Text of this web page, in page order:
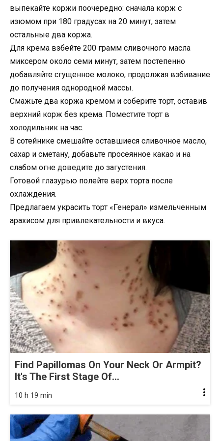
выпекайте коржи поочередно: сначала корж с
изюмом при 180 градусах на 20 минут, затем
остальные два коржа.
Для крема взбейте 200 грамм сливочного масла
миксером около семи минут, затем постепенно
добавляйте сгущенное молоко, продолжая взбивание
до получения однородной массы.
Смажьте два коржа кремом и соберите торт, оставив
верхний корж без крема. Поместите торт в
холодильник на час.
В сотейнике смешайте оставшиеся сливочное масло,
сахар и сметану, добавьте просеянное какао и на
слабом огне доведите до загустения.
Готовой глазурью полейте верх торта после
охлаждения.
Предлагаем украсить торт «Генерал» измельченным
арахисом для привлекательности и вкуса.
Find Papillomas On Your Neck Or Armpit?
It's The First Stage Of...
10 h 19 min